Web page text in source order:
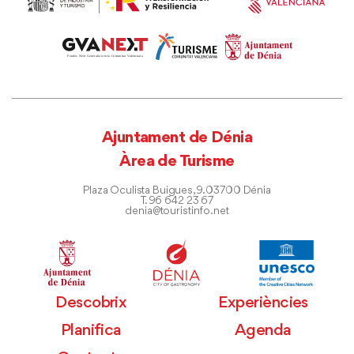
Ajuntament de Dénia
Àrea de Turisme
Plaza Oculista Buigues, 9. 03700 Dénia
T. 96 642 23 67
denia@touristinfo.net
Descobrix
Experiències
Planifica
Agenda